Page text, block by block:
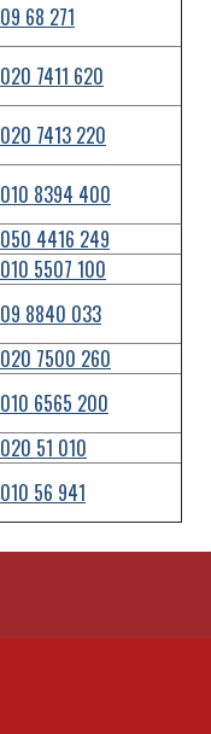
09 68 271
020 7411 620
020 7413 220
010 8394 400
050 4416 249
010 5507 100
09 8840 033
020 7500 260
010 6565 200
020 51 010
010 56 941